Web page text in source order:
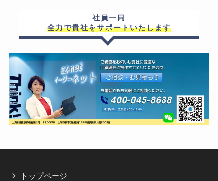
社員一同
全力で貴社をサポートいたします
トップページ